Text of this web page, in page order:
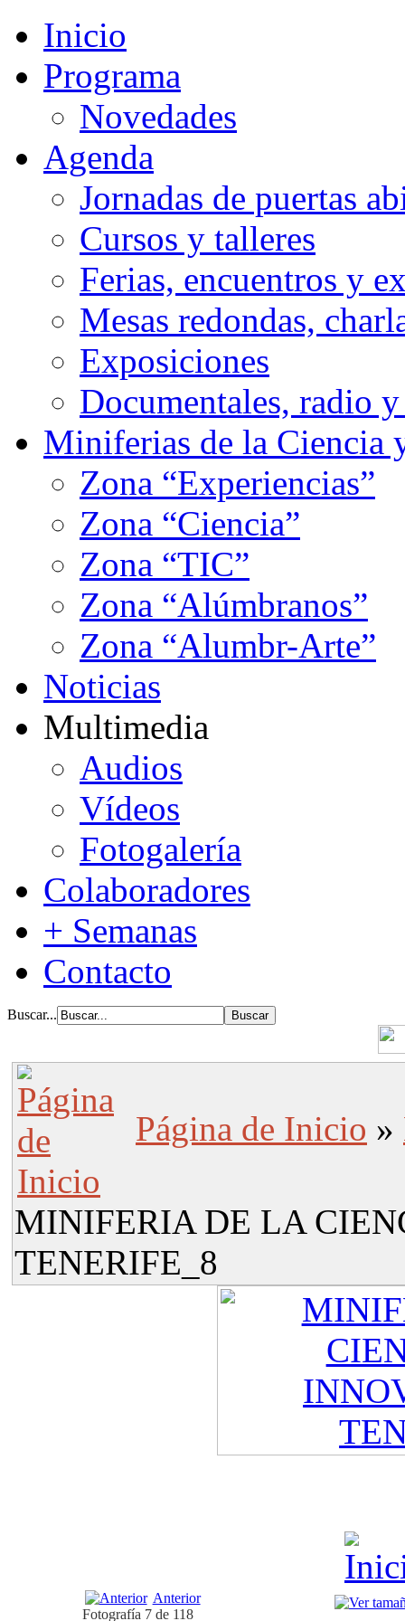
Inicio
Programa
Novedades
Agenda
Jornadas de puertas
Cursos y talleres
Ferias, encuentros y
Mesas redondas,
Exposiciones
Documentales, radio
Miniferias de la Ciencia
Zona “Experiencias”
Zona “Ciencia”
Zona “TIC”
Zona “Alúmbranos”
Zona “Alumbr-Arte”
Noticias
Multimedia
Audios
Vídeos
Fotogalería
Colaboradores
+ Semanas
Contacto
Buscar...
Página de Inicio »
MINIFERIA DE LA
TENERIFE_8
Anterior
Fotografía 7 de 118